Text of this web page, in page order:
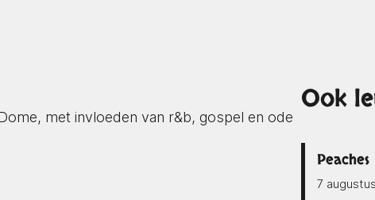
met invloeden van r&b, gospel en ode
Ook
Peaches
7 augustus